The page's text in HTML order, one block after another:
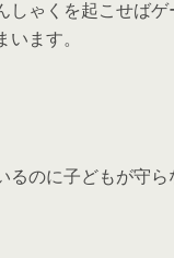
しゃくを起こせばゲ
います。
るのに子どもが守ら